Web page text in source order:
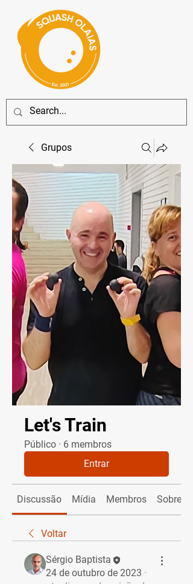
Grupos
Let's Train
Público · 6 membros
Entrar
Discussão Mídia Membros Sobre
Voltar
Sérgio Baptista
24 de outubro de 2023 ·